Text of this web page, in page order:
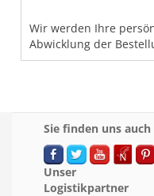
Wir werden Ihre
Abwicklung der
Sie finden uns
Unser
Logistikpartner